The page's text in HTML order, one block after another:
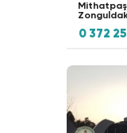
0 372